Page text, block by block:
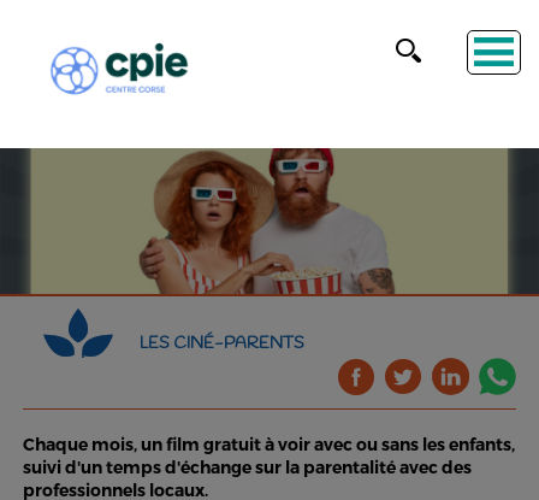
LES CINÉ-PARENTS
Chaque mois, un film gratuit à voir avec ou sans les enfants,
suivi d'un temps d'échange sur la parentalité avec des
professionnels locaux.